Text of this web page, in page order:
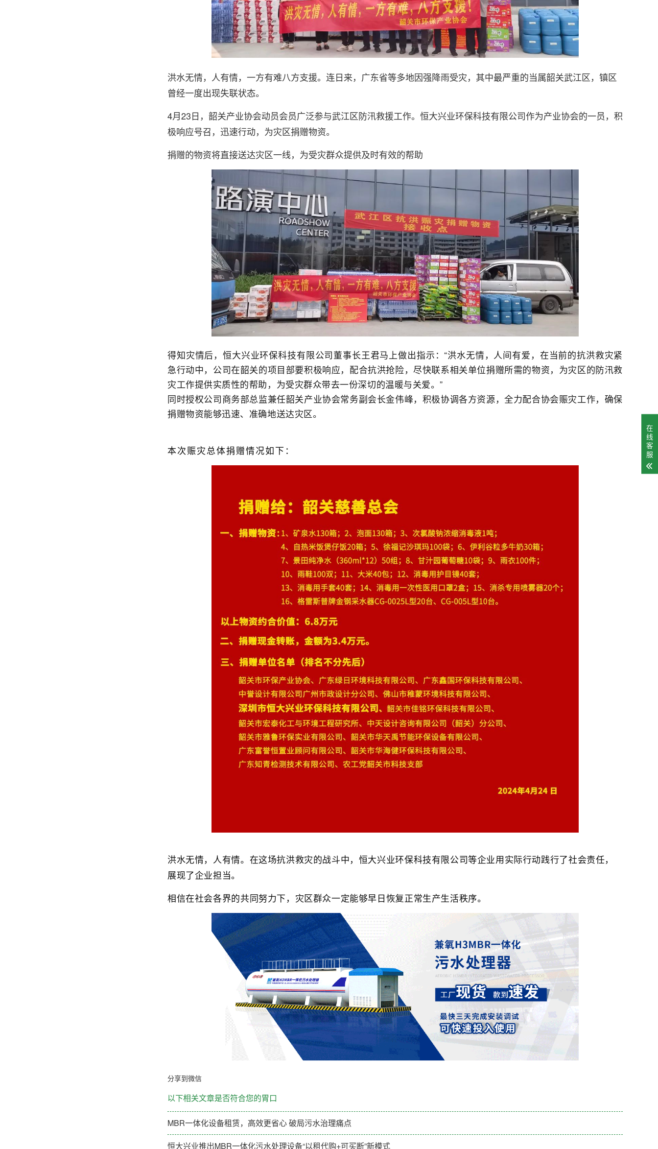
洪水无情，人有情，一方有难八方支援。连日来，广东省等多地因强降雨受灾，其中最严重的当属韶关武江区，镇区
曾经一度出现失联状态。
4月23日，韶关产业协会动员会员广泛参与武江区防汛救援工作。 恒大兴业环保科技有限公司作为产业协会的一员，积
极响应号召，迅速行动，为灾区捐赠物资。
捐赠的物资将直接送达灾区一线，为受灾群众提供及时有效的帮助
得知灾情后，恒大兴业环保科技有限公司董事长王君马上做出指示：“洪水无情，人间有爱，在当前的抗洪救灾紧
急行动中，公司在韶关的项目部要积极响应，配合抗洪抢险，尽快联系相关单位捐赠所需的物资，为灾区的防汛救
灾工作提供实质性的帮助，为受灾群众带去一份深切的温暖与关爱。”
同时授权公司商务部总监兼任韶关产业协会常务副会长金伟峰，积极协调各方资源，全力配合协会赈灾工作，确保
捐赠物资能够迅速、准确地送达灾区。
本次赈灾总体捐赠情况如下：
洪水无情，人有情。在这场抗洪救灾的战斗中，恒大兴业环保科技有限公司等企业用实际行动践行了社会责任，
展现了企业担当。
相信在社会各界的共同努力下，灾区群众一定能够早日恢复正常生产生活秩序。
分享到微信
以下相关文章是否符合您的胃口
MBR一体化设备租赁，高效更省心 破局污水治理痛点
恒大兴业推出MBR一体化污水处理设备“以租代购+可买断”新模式
在
线
客
服